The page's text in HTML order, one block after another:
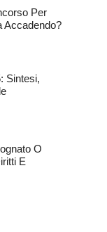
Per
Accadendo?
Sintesi,
O
E